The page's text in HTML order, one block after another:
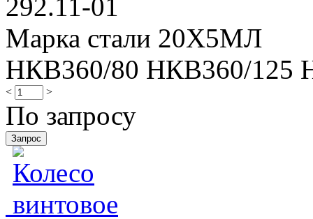
292.11-01
Марка стали 20Х5МЛ
НКВ360/80 НКВ360/125
< >
По запросу